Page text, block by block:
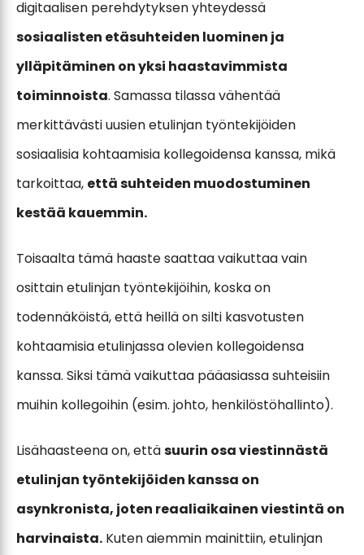
digitaalisen perehdytyksen yhteydessä
sosiaalisten etäsuhteiden luominen ja
ylläpitäminen on yksi haastavimmista
toiminnoista. Samassa tilassa vähentää
merkittävästi uusien etulinjan työntekijöiden
sosiaalisia kohtaamisia kollegoidensa kanssa, mikä
tarkoittaa, että suhteiden muodostuminen
kestää kauemmin.
Toisaalta tämä haaste saattaa vaikuttaa vain
osittain etulinjan työntekijöihin, koska on
todennäköistä, että heillä on silti kasvotusten
kohtaamisia etulinjassa olevien kollegoidensa
kanssa. Siksi tämä vaikuttaa pääasiassa suhteisiin
muihin kollegoihin (esim. johto, henkilöstöhallinto).
Lisähaasteena on, ettäsuurin osa viestinnästä
etulinjan työntekijöiden kanssa on
asynkronista, joten reaaliaikainen viestintä on
harvinaista. Kuten aiemmin mainittiin, etulinjan